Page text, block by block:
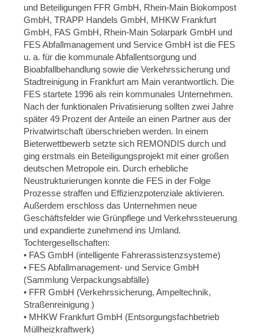
und Beteiligungen FFR GmbH, Rhein-Main Biokompost
GmbH, TRAPP Handels GmbH, MHKW Frankfurt
GmbH, FAS GmbH, Rhein-Main Solarpark GmbH und
FES Abfallmanagement und Service GmbH ist die FES
u. a. für die kommunale Abfallentsorgung und
Bioabfallbehandlung sowie die Verkehrssicherung und
Stadtreinigung in Frankfurt am Main verantwortlich. Die
FES startete 1996 als rein kommunales Unternehmen.
Nach der funktionalen Privatisierung sollten zwei Jahre
später 49 Prozent der Anteile an einen Partner aus der
Privatwirtschaft überschrieben werden. In einem
Bieterwettbewerb setzte sich REMONDIS durch und
ging erstmals ein Beteiligungsprojekt mit einer großen
deutschen Metropole ein. Durch erhebliche
Neustrukturierungen konnte die FES in der Folge
Prozesse straffen und Effizienzpotenziale aktivieren.
Außerdem erschloss das Unternehmen neue
Geschäftsfelder wie Grünpflege und Verkehrssteuerung
und expandierte zunehmend ins Umland.
Tochtergesellschaften:
• FAS GmbH (intelligente Fahrerassistenzsysteme)
• FES Abfallmanagement- und Service GmbH
(Sammlung Verpackungsabfälle)
• FFR GmbH (Verkehrssicherung, Ampeltechnik,
Straßenreinigung )
• MHKW Frankfurt GmbH (Entsorgungsfachbetrieb
Müllheizkraftwerk)